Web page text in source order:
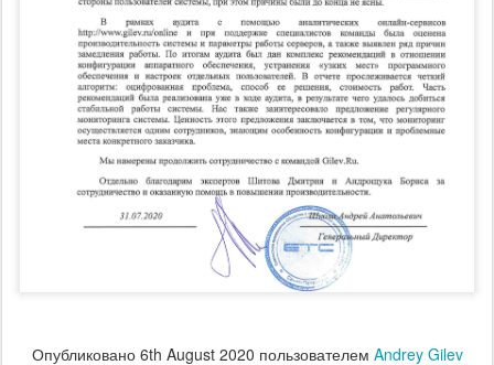
Опубликовано 6th August 2020 пользователем Andrey Gilev